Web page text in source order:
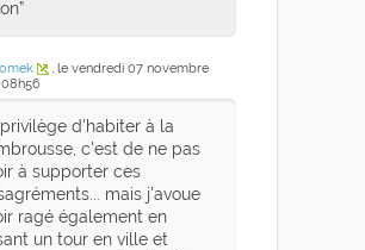
, le vendredi 07 novembre
d'habiter à la
c'est de ne pas
à supporter ces
mais j'avoue
ragé également en
un tour en ville et